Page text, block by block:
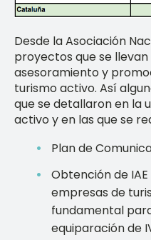
Desde la Asociación
proyectos que se
asesoramiento y
turismo activo. Así
que se detallaron en la
activo y en las que se
Plan de
Obtención de
empresas de
fundamental
equiparación de